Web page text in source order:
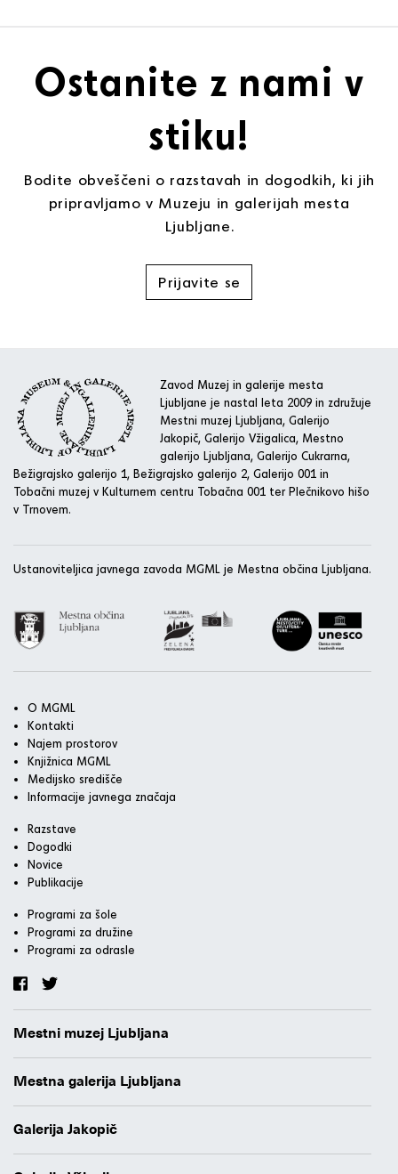
Ostanite z nami v
stiku!
Bodite obveščeni o razstavah in dogodkih, ki jih
pripravljamo v Muzeju in galerijah mesta
Ljubljane.
Prijavite se
Zavod Muzej in galerije mesta
Ljubljane je nastal leta 2009 in združuje
Mestni muzej Ljubljana, Galerijo
Jakopič, Galerijo Vžigalica, Mestno
galerijo Ljubljana, Galerijo Cukrarna,
Bežigrajsko galerijo 1, Bežigrajsko galerijo 2, Galerijo 001 in
Tobačni muzej v Kulturnem centru Tobačna 001 ter Plečnikovo hišo
v Trnovem.
Ustanoviteljica javnega zavoda MGML je Mestna občina Ljubljana.
O MGML
Kontakti
Najem prostorov
Knjižnica MGML
Medijsko središče
Informacije javnega značaja
Razstave
Dogodki
Novice
Publikacije
Programi za šole
Programi za družine
Programi za odrasle
Mestni muzej Ljubljana
Mestna galerija Ljubljana
Galerija Jakopič